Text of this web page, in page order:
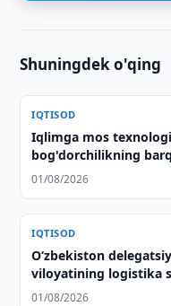
Shuningdek o'qing
IQTISOD
Iqlimga mos
bog'dorchilikning
01/08/2026
IQTISOD
Oʻzbekiston
viloyatining logistika
01/08/2026